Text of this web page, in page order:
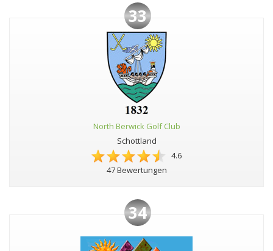
33
North Berwick Golf Club
Schottland
4.6
47 Bewertungen
34